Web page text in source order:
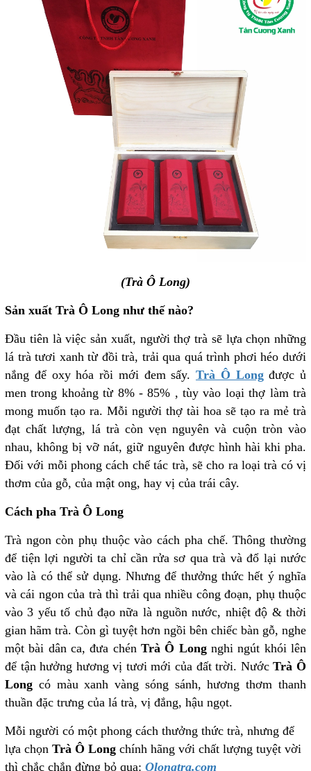
(Trà Ô Long)
Sản xuất Trà Ô Long như thế nào?
Đầu tiên là việc sản xuất, người thợ trà sẽ lựa chọn những
lá trà tươi xanh từ đồi trà, trải qua quá trình phơi héo dưới
nắng để oxy hóa rồi mới đem sấy. Trà Ô Longđược ủ
men trong khoảng từ 8% - 85% , tùy vào loại thợ làm trà
mong muốn tạo ra. Mỗi người thợ tài hoa sẽ tạo ra mẻ trà
đạt chất lượng, lá trà còn vẹn nguyên và cuộn tròn vào
nhau, không bị vỡ nát, giữ nguyên được hình hài khi pha.
Đối với mỗi phong cách chế tác trà, sẽ cho ra loại trà có vị
thơm của gỗ, của mật ong, hay vị của trái cây.
Cách pha Trà Ô Long
Trà ngon còn phụ thuộc vào cách pha chế. Thông thường
để tiện lợi người ta chỉ cần rửa sơ qua trà và đổ lại nước
vào là có thể sử dụng. Nhưng để thưởng thức hết ý nghĩa
và cái ngon của trà thì trải qua nhiều công đoạn, phụ thuộc
vào 3 yếu tố chủ đạo nữa là nguồn nước, nhiệt độ & thời
gian hãm trà. Còn gì tuyệt hơn ngồi bên chiếc bàn gỗ, nghe
một bài dân ca, đưa chén Trà Ô Longnghi ngút khói lên
để tận hưởng hương vị tươi mới của đất trời. NướcTrà Ô
Long có màu xanh vàng sóng sánh, hương thơm thanh
thuần đặc trưng của lá trà, vị đắng, hậu ngọt.
Mỗi người có một phong cách thưởng thức trà, nhưng để
lựa chọn Trà Ô Long chính hãng với chất lượng tuyệt vời
thì chắc chắn đừng bỏ qua: Olongtra.com